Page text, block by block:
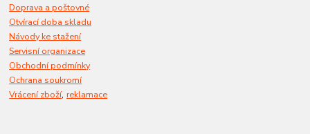
Doprava a poštovné
Otvírací doba skladu
Návody ke stažení
Servisní organizace
Obchodní podmínky
Ochrana soukromí
Vrácení zboží,reklamace